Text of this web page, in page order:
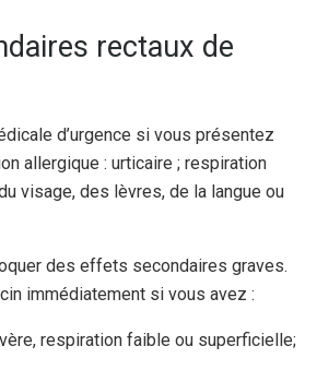
rectaux de
d’urgence si vous présentez
allergique : urticaire ; respiration
visage, des lèvres, de la langue ou
des effets secondaires graves.
immédiatement si vous avez :
respiration faible ou superficielle;